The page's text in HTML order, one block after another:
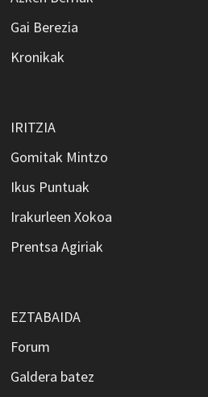
Gai Berezia
Kronikak
IRITZIA
Gomitak Mintzo
Ikus Puntuak
Irakurleen Xokoa
Prentsa Agiriak
EZTABAIDA
Forum
Galdera batez